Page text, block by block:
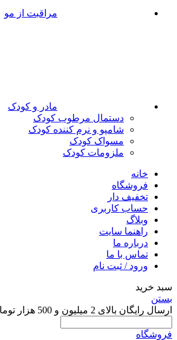
مراقبت از مو
مادر و کودک
دستمال مرطوب کودک
شامپو و نرم کننده کودک
مسواک کودک
ملزومات کودک
دار
کاربری
سایت
ما
با ما
/ ثبت نام
هزار تومان (تا 5 کیلوگرم)